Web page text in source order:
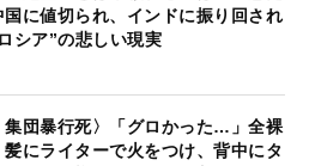
に値切られ、インドに振り回され
シア”の悲しい現実
集団暴行死〉「グロかった…」全裸
髪にライターで火をつけ、背中にタ